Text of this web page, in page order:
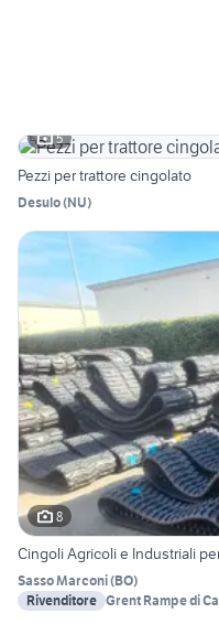
5
Pezzi per trattore cingolato
Desulo(NU)
8
Cingoli Agricoli e Industriali
Sasso Marconi(BO)
Rivenditore Grent Rampe di